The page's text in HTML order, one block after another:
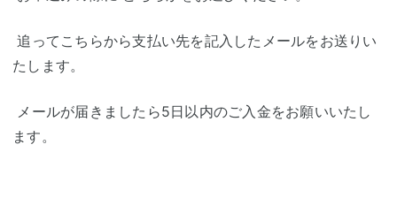
追ってこちらから支払い先を記入したメールをお送りい
たします。
メールが届きましたら5日以内のご入金をお願いいたし
ます。